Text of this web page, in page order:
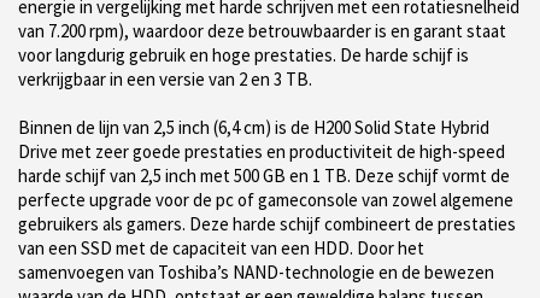
energie in vergelijking met harde schrijven met een rotatiesnelheid
van 7.200 rpm), waardoor deze betrouwbaarder is en garant staat
voor langdurig gebruik en hoge prestaties. De harde schijf is
verkrijgbaar in een versie van 2 en 3 TB.
Binnen de lijn van 2,5 inch (6,4 cm) is de H200 Solid State Hybrid
Drive met zeer goede prestaties en productiviteit de high-speed
harde schijf van 2,5 inch met 500 GB en 1 TB. Deze schijf vormt de
perfecte upgrade voor de pc of gameconsole van zowel algemene
gebruikers als gamers. Deze harde schijf combineert de prestaties
van een SSD met de capaciteit van een HDD. Door het
samenvoegen van Toshiba’s NAND-technologie en de bewezen